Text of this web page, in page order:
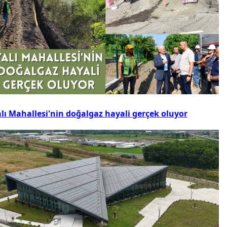
Mahallesi'nin doğalgaz hayali gerçek oluyor